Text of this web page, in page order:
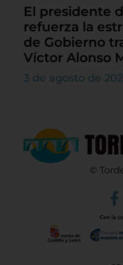
El presidente
refuerza la
de Gobierno
Víctor Alonso
3 de agosto de
©